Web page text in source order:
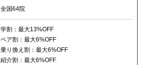
全国64院
学割：最大13%OFF
ペア割：最大6%OFF
乗り換え割：最大6%OFF
紹介割：最大6%OFF